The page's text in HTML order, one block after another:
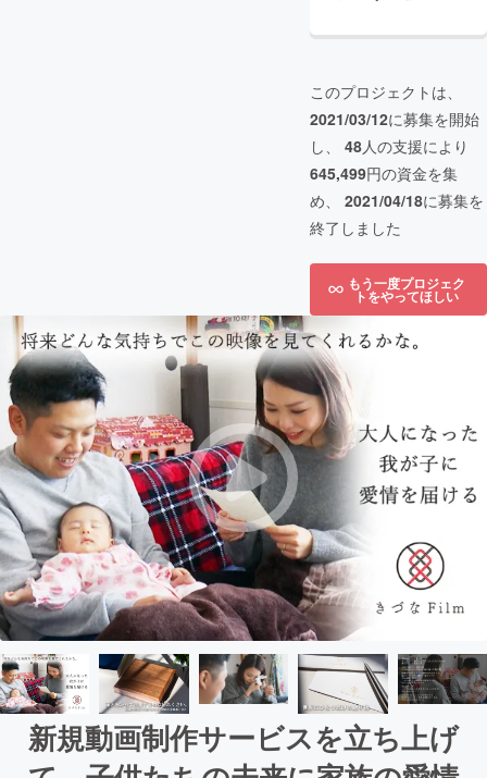
このプロジェクトは、
2021/03/12に募集を開始
し、 48人の支援により
645,499円の資金を集
め、 2021/04/18に募集を
終了しました
もう一度プロジェク
トをやってほしい
新規動画制作サービスを立ち上げ